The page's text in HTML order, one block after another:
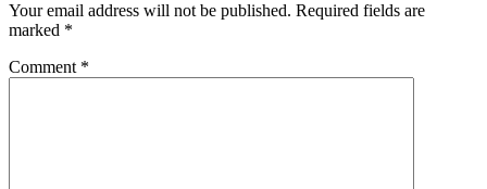
Your email address will not be published. Required fields are
marked *
Comment *